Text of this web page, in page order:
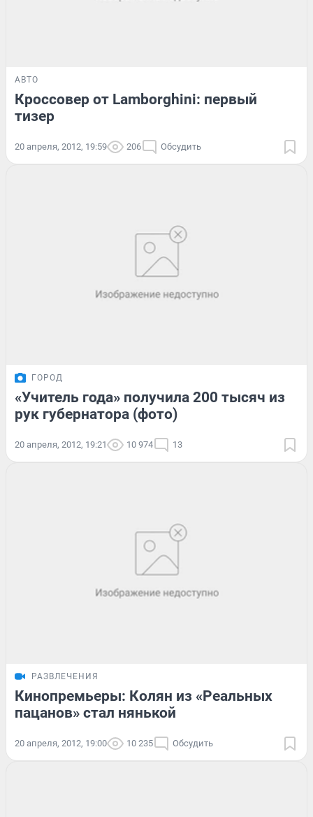
АВТО
Кроссовер от Lamborghini: первый
тизер
20 апреля, 2012, 19:59 206 Обсудить
ГОРОД
«Учитель года» получила 200 тысяч из
рук губернатора (фото)
20 апреля, 2012, 19:21 10 974 13
РАЗВЛЕЧЕНИЯ
Кинопремьеры: Колян из «Реальных
пацанов» стал нянькой
20 апреля, 2012, 19:00 10 235 Обсудить